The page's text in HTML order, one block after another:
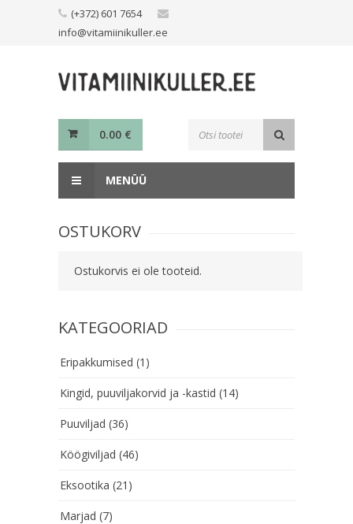
(+372) 601 7654
info@vitamiinikuller.ee
0.00 €
MENÜÜ
OSTUKORV
Ostukorvis ei ole tooteid.
KATEGOORIAD
Eripakkumised (1)
Kingid, puuviljakorvid ja -kastid (14)
Puuviljad (36)
Köögiviljad (46)
Eksootika (21)
Marjad (7)